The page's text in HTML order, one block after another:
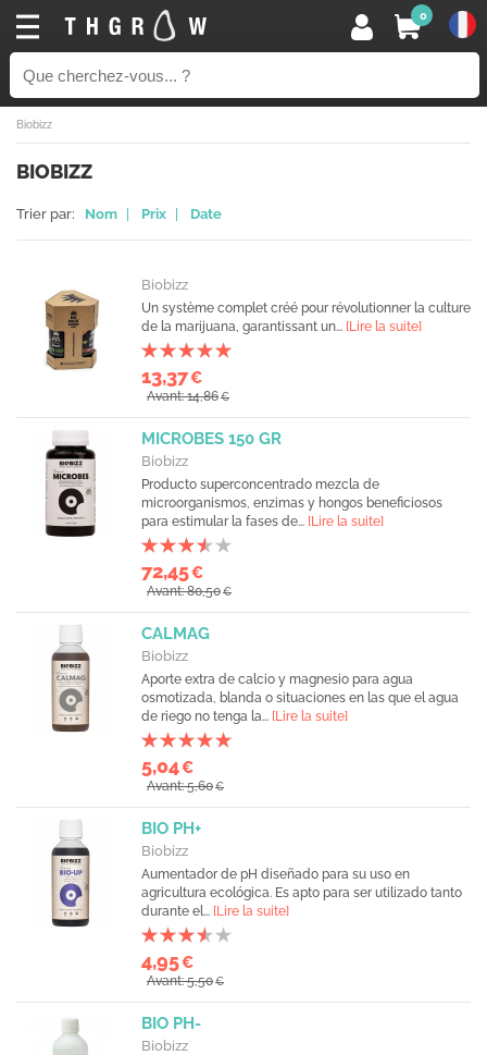
0
Biobizz
BIOBIZZ
Trier par: Nom Prix Date
Biobizz
Un système complet créé pour révolutionner la culture
de la marijuana, garantissant un... [Lire la suite]
13,37€
Avant: 14,86€
MICROBES 150 GR
Biobizz
Producto superconcentrado mezcla de
microorganismos, enzimas y hongos beneficiosos
para estimular la fases de... [Lire la suite]
72,45€
Avant: 80,50€
CALMAG
Biobizz
Aporte extra de calcio y magnesio para agua
osmotizada, blanda o situaciones en las que el agua
de riego no tenga la... [Lire la suite]
5,04€
Avant: 5,60€
BIO PH+
Biobizz
Aumentador de pH diseñado para su uso en
agricultura ecológica. Es apto para ser utilizado tanto
durante el... [Lire la suite]
4,95€
Avant: 5,50€
BIO PH-
Biobizz